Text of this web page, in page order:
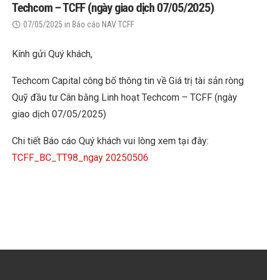
Techcom – TCFF (ngày giao dịch 07/05/2025)
07/05/2025 in Báo cáo NAV TCFF
Kính gửi Quý khách,
Techcom Capital công bố thông tin về Giá trị tài sản ròng
Quỹ đầu tư Cân bằng Linh hoạt Techcom – TCFF (ngày
giao dịch 07/05/2025)
Chi tiết Báo cáo Quý khách vui lòng xem tại đây:
TCFF_BC_TT98_ngay 20250506